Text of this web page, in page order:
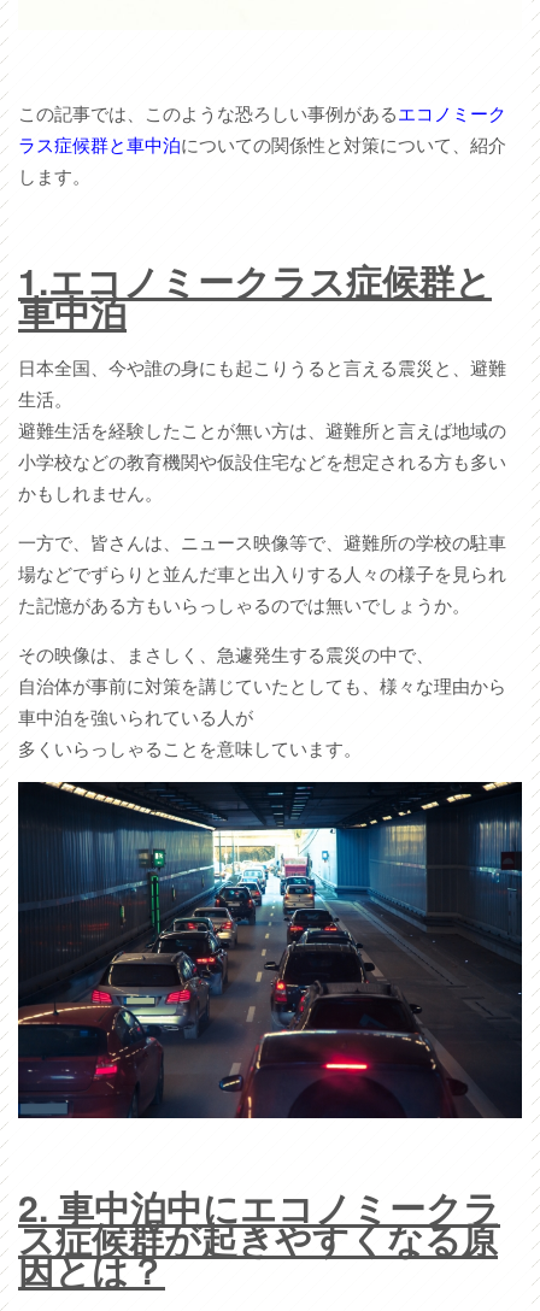
この記事では、このような恐ろしい事例があるエコノミーク
ラス症候群と車中泊についての関係性と対策について、紹介
します。
1.エコノミークラス症候群と
車中泊
日本全国、今や誰の身にも起こりうると言える震災と、避難
生活。
避難生活を経験したことが無い方は、避難所と言えば地域の
小学校などの教育機関や仮設住宅などを想定される方も多い
かもしれません。
一方で、皆さんは、ニュース映像等で、避難所の学校の駐車
場などでずらりと並んだ車と出入りする人々の様子を見られ
た記憶がある方もいらっしゃるのでは無いでしょうか。
その映像は、まさしく、急遽発生する震災の中で、
自治体が事前に対策を講じていたとしても、様々な理由から
車中泊を強いられている人が
多くいらっしゃることを意味しています。
2. 車中泊中にエコノミークラ
ス症候群が起きやすくなる原
因とは？